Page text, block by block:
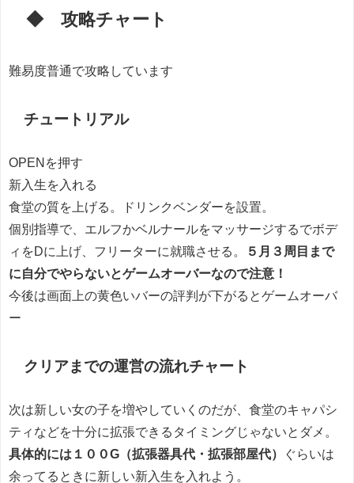
◆ 攻略チャート
難易度普通で攻略しています
チュートリアル
OPENを押す
新入生を入れる
食堂の質を上げる。ドリンクベンダーを設置。
個別指導で、エルフかベルナールをマッサージするでボデ
ィをDに上げ、フリーターに就職させる。
５月３周目まで
に自分でやらないとゲームオーバーなので注意！
今後は画面上の黄色いバーの評判が下がるとゲームオーバ
ー
クリアまでの運営の流れチャート
次は新しい女の子を増やしていくのだが、食堂のキャパシ
ティなどを十分に拡張できるタイミングじゃないとダメ。
具体的には１００G（拡張器具代・拡張部屋代）
ぐらいは
余ってるときに新しい新入生を入れよう。